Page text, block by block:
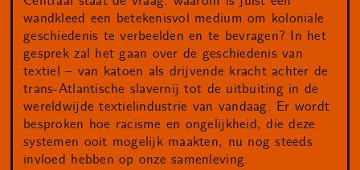
wandkleed een betekenisvol medium om koloniale
geschiedenis te verbeelden en te bevragen? In het
gesprek zal het gaan over de geschiedenis van
textiel – van katoen als drijvende kracht achter de
trans-Atlantische slavernij tot de uitbuiting in de
wereldwijde textielindustrie van vandaag. Er wordt
besproken hoe racisme en ongelijkheid, die deze
systemen ooit mogelijk maakten, nu nog steeds
invloed hebben op onze samenleving.